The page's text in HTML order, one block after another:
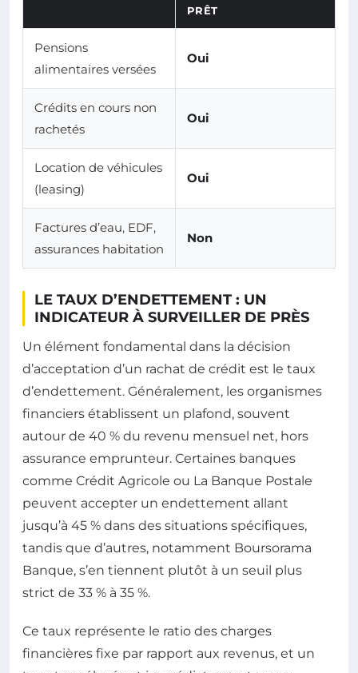
PRÊT
Pensions
alimentaires versées
Oui
Crédits en cours non
rachetés
Oui
Location de véhicules
(leasing)
Oui
Factures d’eau, EDF,
assurances habitation
Non
LE TAUX D’ENDETTEMENT : UN
INDICATEUR À SURVEILLER DE PRÈS
Un élément fondamental dans la décision
d’acceptation d’un rachat de crédit est le taux
d’endettement. Généralement, les organismes
financiers établissent un plafond, souvent
autour de 40 % du revenu mensuel net, hors
assurance emprunteur. Certaines banques
comme Crédit Agricole ou La Banque Postale
peuvent accepter un endettement allant
jusqu’à 45 % dans des situations spécifiques,
tandis que d’autres, notamment Boursorama
Banque, s’en tiennent plutôt à un seuil plus
strict de 33 % à 35 %.
Ce taux représente le ratio des charges
financières fixe par rapport aux revenus, et un